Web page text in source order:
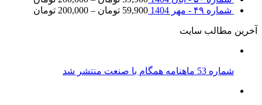
شماره ۴۹ - مهر 1404
59,900 تومان –
200,000 تومان
آخرین مطالب سایت
شماره 53 ماهنامه همگام با صنعت منتشر شد